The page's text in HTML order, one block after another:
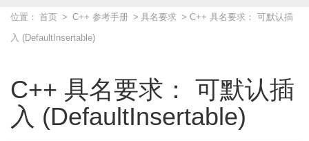
位置： 首页 > C++ 参考手册 > 具名要求 > C++ 具名要求： 可默认插
入 (DefaultInsertable)
C++ 具名要求： 可默认插
入 (DefaultInsertable)